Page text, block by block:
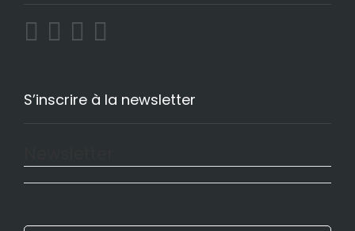
S’inscrire à la newsletter